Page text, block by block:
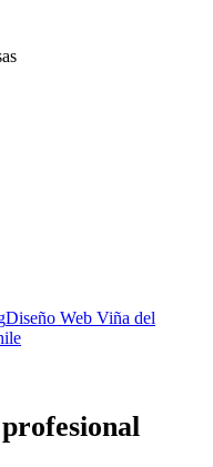
Diseño Web Viña del